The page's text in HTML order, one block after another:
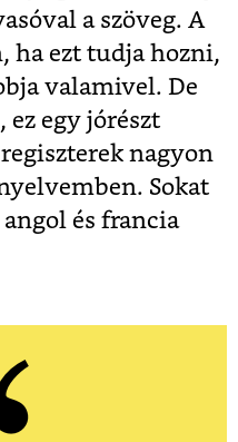
a szöveg. A
ha ezt tudja hozni,
valamivel. De
egy jórészt
nagyon
Sokat
és francia